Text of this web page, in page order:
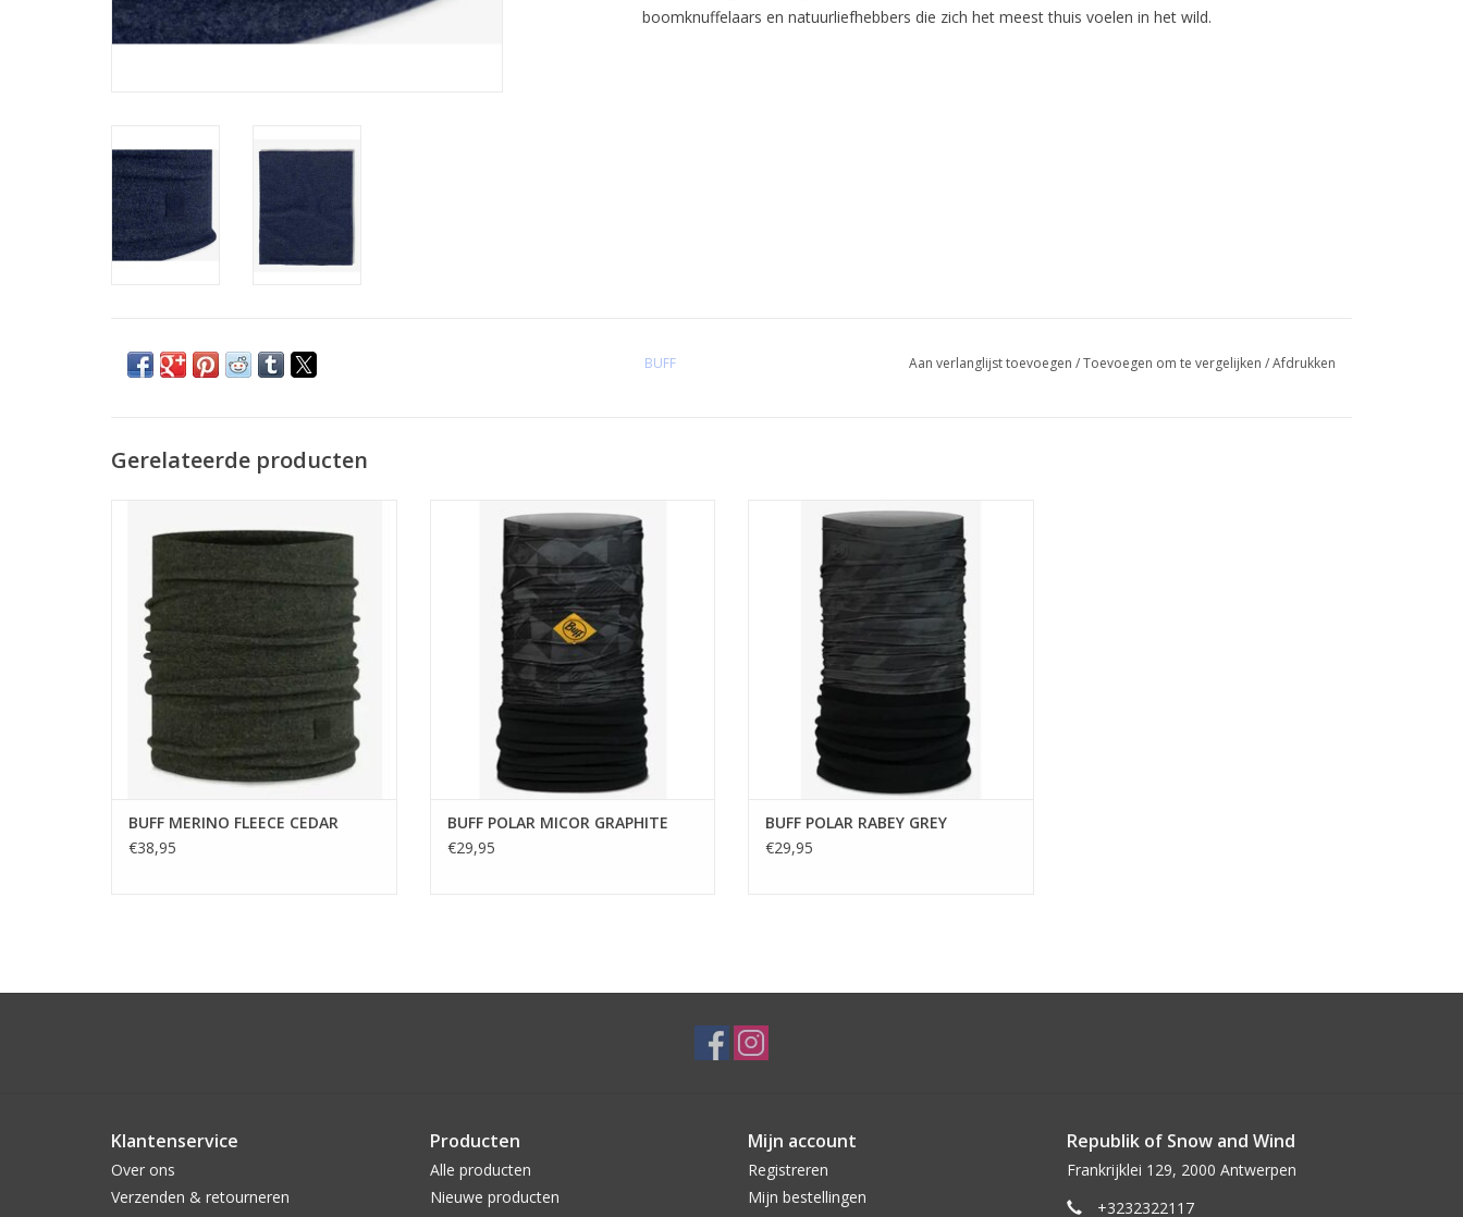
boomknuffelaars en natuurliefhebbers die zich het meest thuis voelen in het wild.
BUFF Aan verlanglijst toevoegen /Toevoegen om te vergelijken /Afdrukken
Gerelateerde producten
TOEVOEGEN AAN WINKELWAGEN
BUFF MERINO FLEECE CEDAR
€38,95
Buff
TOEVOEGEN AAN WINKELWAGEN
BUFF POLAR MICOR GRAPHITE
€29,95
Buff
TOEVOEGEN AAN WINKELWAGEN
BUFF POLAR RABEY GREY
€29,95
Klantenservice
Over ons
Verzenden & retourneren
Producten
Alle producten
Nieuwe producten
Mijn account
Registreren
Mijn bestellingen
Republik of Snow and Wind
Frankrijklei 129, 2000 Antwerpen
+3232322117